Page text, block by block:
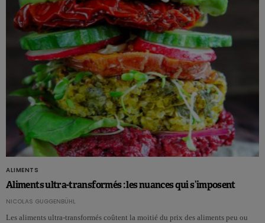
ALIMENTS
Aliments ultra-transformés : les nuances qui s’imposent
NICOLAS GUGGENBÜHL
Les aliments ultra-transformés coûtent la moitié du prix des aliments peu ou